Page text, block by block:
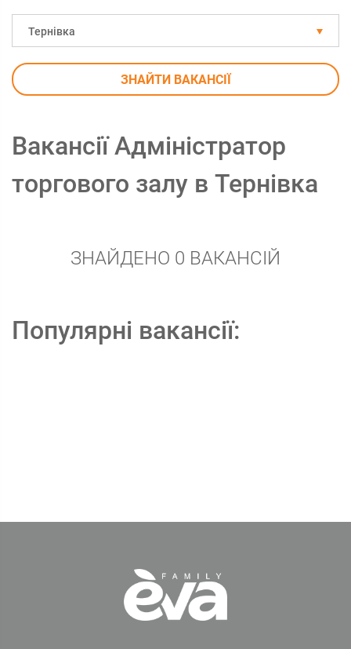
Тернівка
ЗНАЙТИ ВАКАНСІЇ
Вакансії Адміністратор
торгового залу в Тернівка
ЗНАЙДЕНО 0 ВАКАНСІЙ
Популярні вакансії: